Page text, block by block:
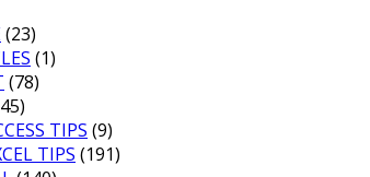
(23)
(1)
(78)
TIPS (9)
TIPS (191)